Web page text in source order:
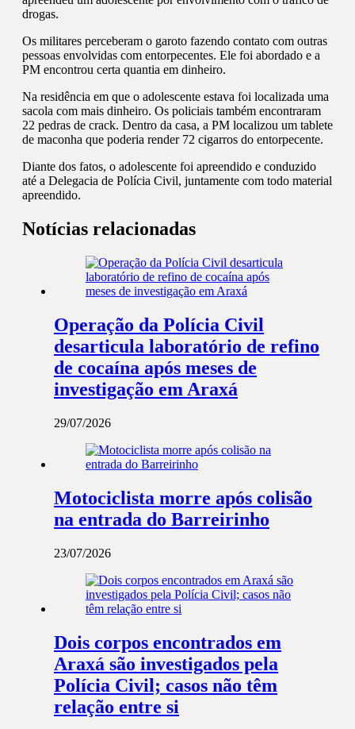
drogas.
Os militares perceberam o garoto fazendo contato com outras
pessoas envolvidas com entorpecentes. Ele foi abordado e a
PM encontrou certa quantia em dinheiro.
Na residência em que o adolescente estava foi localizada uma
sacola com mais dinheiro. Os policiais também encontraram
22 pedras de crack. Dentro da casa, a PM localizou um tablete
de maconha que poderia render 72 cigarros do entorpecente.
Diante dos fatos, o adolescente foi apreendido e conduzido
até a Delegacia de Polícia Civil, juntamente com todo material
apreendido.
Notícias relacionadas
Operação da Polícia Civil
desarticula laboratório de refino
de cocaína após meses de
investigação em Araxá
29/07/2026
Motociclista morre após colisão
na entrada do Barreirinho
23/07/2026
Dois corpos encontrados em
Araxá são investigados pela
Polícia Civil; casos não têm
relação entre si